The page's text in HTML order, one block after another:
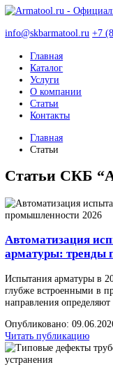
info@skbarmatool.ru
Главная
Каталог
Услуги
О компании
Статьи
Главная
Статьи СКБ
арматуры:
Испытания арматуры
глубже встроенными
направления
Опубликовано: